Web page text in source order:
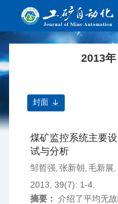
2013
封面
煤矿监控系统主要
试与分析
邹哲强, 张新朝, 毛新展,
2013, 39(7): 1-4.
摘要： 介绍了平均无